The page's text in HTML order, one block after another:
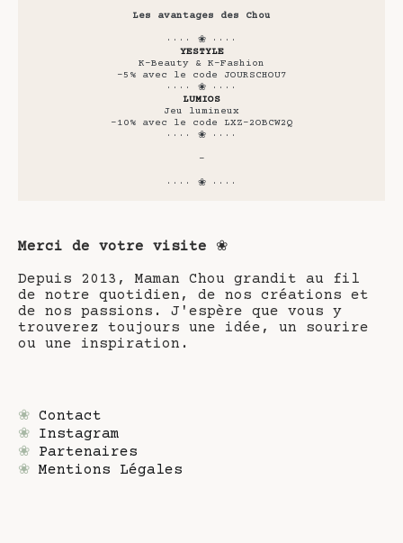
Les avantages des Chou
···· ❀ ····
YESTYLE
K-Beauty & K-Fashion
-5% avec le code JOURSCHOU7
···· ❀ ····
LUMIOS
Jeu lumineux
-10% avec le code LXZ-2OBCW2Q
···· ❀ ····
-
···· ❀ ····
Merci de votre visite ❀
Depuis 2013, Maman Chou grandit au fil
de notre quotidien, de nos créations et
de nos passions. J'espère que vous y
trouverez toujours une idée, un sourire
ou une inspiration.
❀ Contact
❀ Instagram
❀ Partenaires
❀ Mentions Légales